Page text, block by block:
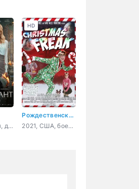
2026, Россия, драма
Рождественский чудак
2021, США, боевик, комедия
HD